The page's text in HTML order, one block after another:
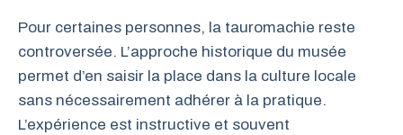
Pour certaines personnes, la tauromachie reste
controversée. L’approche historique du musée
permet d’en saisir la place dans la culture locale
sans nécessairement adhérer à la pratique.
L’expérience est instructive et souvent